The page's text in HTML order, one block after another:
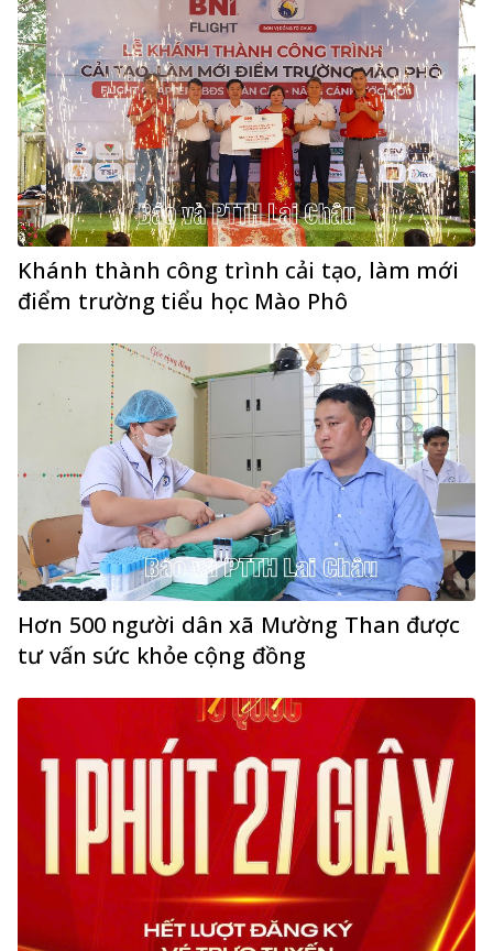
Khánh thành công trình cải tạo, làm mới
điểm trường tiểu học Mào Phô
Hơn 500 người dân xã Mường Than được
tư vấn sức khỏe cộng đồng